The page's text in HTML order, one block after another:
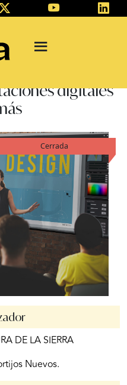
digitales
Cerrada
DE LA SIERRA
Nuevos.